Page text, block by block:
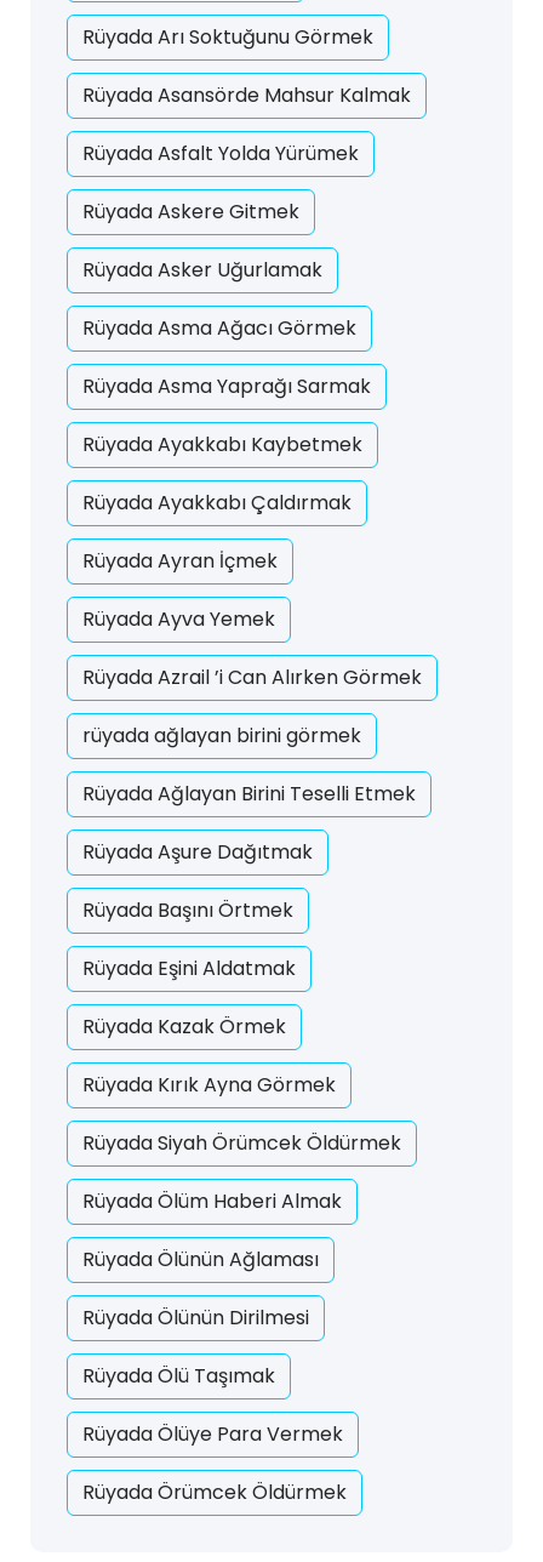
Rüyada Arı Soktuğunu Görmek
Rüyada Asansörde Mahsur Kalmak
Rüyada Asfalt Yolda Yürümek
Rüyada Askere Gitmek
Rüyada Asker Uğurlamak
Rüyada Asma Ağacı Görmek
Rüyada Asma Yaprağı Sarmak
Rüyada Ayakkabı Kaybetmek
Rüyada Ayakkabı Çaldırmak
Rüyada Ayran İçmek
Rüyada Ayva Yemek
Rüyada Azrail ’i Can Alırken Görmek
rüyada ağlayan birini görmek
Rüyada Ağlayan Birini Teselli Etmek
Rüyada Aşure Dağıtmak
Rüyada Başını Örtmek
Rüyada Eşini Aldatmak
Rüyada Kazak Örmek
Rüyada Kırık Ayna Görmek
Rüyada Siyah Örümcek Öldürmek
Rüyada Ölüm Haberi Almak
Rüyada Ölünün Ağlaması
Rüyada Ölünün Dirilmesi
Rüyada Ölü Taşımak
Rüyada Ölüye Para Vermek
Rüyada Örümcek Öldürmek